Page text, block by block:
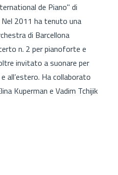
de Piano" di
2011 ha tenuto una
di Barcellona
n. 2 per pianoforte e
invitato a suonare per
all’estero. Ha collaborato
Kuperman e Vadim Tchijik